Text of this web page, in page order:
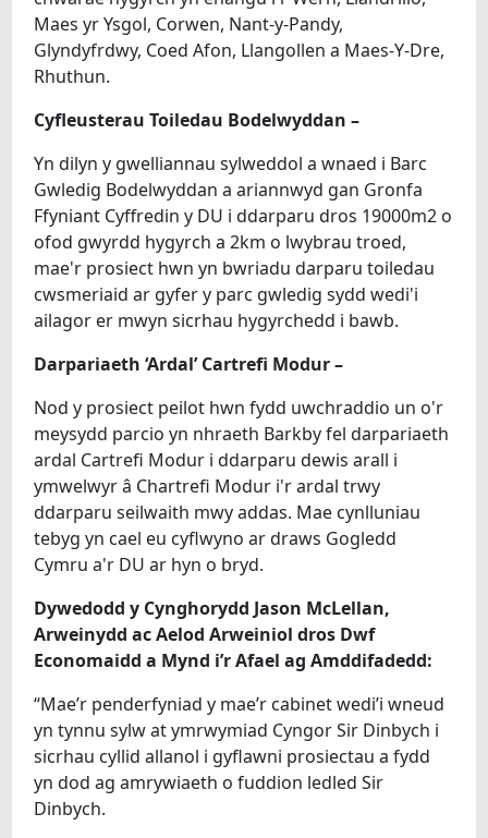
Maes yr Ysgol, Corwen, Nant-y-Pandy,
Glyndyfrdwy, Coed Afon, Llangollen a Maes-Y-Dre,
Rhuthun.
Cyfleusterau Toiledau Bodelwyddan –
Yn dilyn y gwelliannau sylweddol a wnaed i Barc
Gwledig Bodelwyddan a ariannwyd gan Gronfa
Ffyniant Cyffredin y DU i ddarparu dros 19000m2 o
ofod gwyrdd hygyrch a 2km o lwybrau troed,
mae'r prosiect hwn yn bwriadu darparu toiledau
cwsmeriaid ar gyfer y parc gwledig sydd wedi'i
ailagor er mwyn sicrhau hygyrchedd i bawb.
Darpariaeth ‘Ardal’ Cartrefi Modur –
Nod y prosiect peilot hwn fydd uwchraddio un o'r
meysydd parcio yn nhraeth Barkby fel darpariaeth
ardal Cartrefi Modur i ddarparu dewis arall i
ymwelwyr â Chartrefi Modur i'r ardal trwy
ddarparu seilwaith mwy addas. Mae cynlluniau
tebyg yn cael eu cyflwyno ar draws Gogledd
Cymru a'r DU ar hyn o bryd.
Dywedodd y Cynghorydd Jason McLellan,
Arweinydd ac Aelod Arweiniol dros Dwf
Economaidd a Mynd i’r Afael ag Amddifadedd:
“Mae’r penderfyniad y mae’r cabinet wedi’i wneud
yn tynnu sylw at ymrwymiad Cyngor Sir Dinbych i
sicrhau cyllid allanol i gyflawni prosiectau a fydd
yn dod ag amrywiaeth o fuddion ledled Sir
Dinbych.